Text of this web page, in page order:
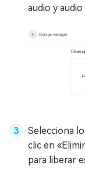
audio y
Selecciona
clic en
para liberar